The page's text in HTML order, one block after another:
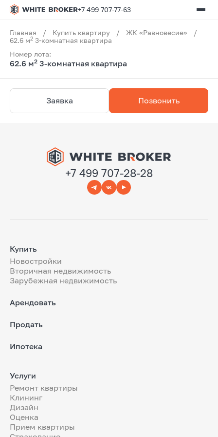
+7 499 707-77-63
Главная / Купить квартиру / ЖК «Равновесие»
/
62.6 м2 3-комнатная квартира
Номер лота:
62.6 м2 3-комнатная квартира
Заявка Позвонить
+7 499 707-28-28
Купить
Новостройки
Вторичная недвижимость
Зарубежная недвижимость
Арендовать
Продать
Ипотека
Услуги
Ремонт квартиры
Клининг
Дизайн
Оценка
Прием квартиры